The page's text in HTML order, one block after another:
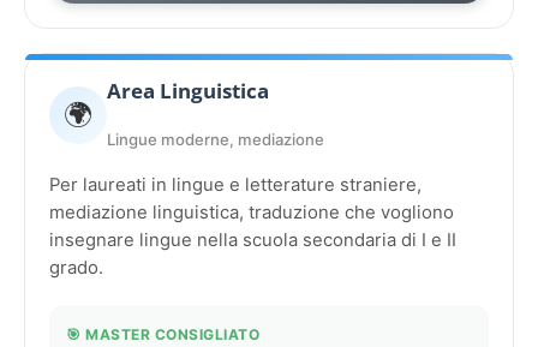
🌍
Area Linguistica
Lingue moderne, mediazione
Per laureati in lingue e letterature straniere,
mediazione linguistica, traduzione che vogliono
insegnare lingue nella scuola secondaria di I e II
grado.
🎯 MASTER CONSIGLIATO